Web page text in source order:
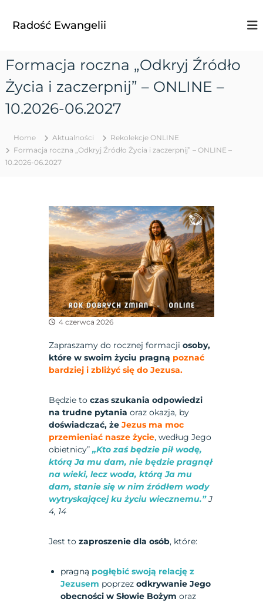
Radość Ewangelii
Formacja roczna „Odkryj Źródło
Życia i zaczerpnij” – ONLINE –
10.2026-06.2027
Home Aktualności
Rekolekcje ONLINE
Formacja roczna „Odkryj Źródło Życia i zaczerpnij” – ONLINE –
10.2026-06.2027
4 czerwca 2026
Zapraszamy do rocznej formacjiosoby,
które w swoim życiu pragną poznać
bardziej i zbliżyć się do Jezusa.
Będzie to czas szukania odpowiedzi
na trudne pytania oraz okazja, by
doświadczać, żeJezus ma moc
przemieniać nasze życie, według Jego
obietnicy”„Kto zaś będzie pił wodę,
którą Ja mu dam, nie będzie pragnął
na wieki, lecz woda, którą Ja mu
dam, stanie się w nimźródłem wody
wytryskającej ku życiu wiecznemu.” J
4, 14
Jest tozaproszenie dla osób, które:
pragną pogłębić swoją relację z
Jezusem poprzezodkrywanie Jego
obecności w Słowie Bożym oraz